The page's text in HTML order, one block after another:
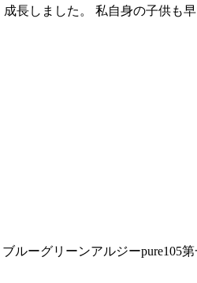
長しました。 私自身の子供も
ルーグリーンアルジーpure105